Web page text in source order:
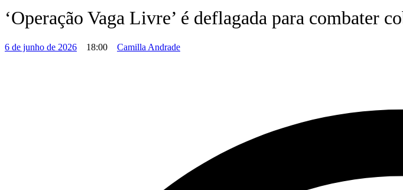
‘Operação Vaga Livre’ é deflagada para combater
6 de junho de 2026 18:00 Camilla Andrade